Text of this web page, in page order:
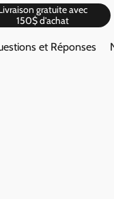
gratuite avec
150$ d'achat
et Réponses